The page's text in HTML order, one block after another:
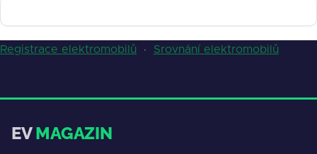
Registrace elektromobilů · Srovnání elektromobilů
EVMAGAZIN